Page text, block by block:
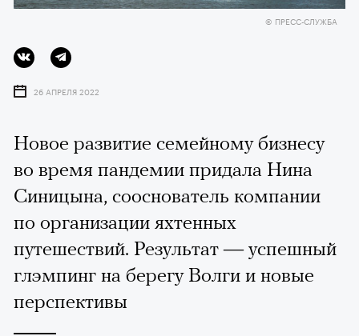
© ПРЕСС-СЛУЖБА
26 АПРЕЛЯ 2022
Новое развитие семейному бизнесу
во время пандемии придала Нина
Синицына, сооснователь компании
по организации яхтенных
путешествий. Результат — успешный
глэмпинг на берегу Волги и новые
перспективы